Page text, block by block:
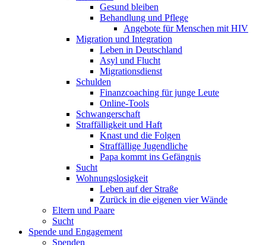
Gesund bleiben
Behandlung und Pflege
Angebote für Menschen mit HIV
Migration und Integration
Leben in Deutschland
Asyl und Flucht
Migrationsdienst
Schulden
Finanzcoaching für junge Leute
Online-Tools
Schwangerschaft
Straffälligkeit und Haft
Knast und die Folgen
Straffällige Jugendliche
Papa kommt ins Gefängnis
Sucht
Wohnungslosigkeit
Leben auf der Straße
Zurück in die eigenen vier Wände
Eltern und Paare
Sucht
Spende und Engagement
Spenden